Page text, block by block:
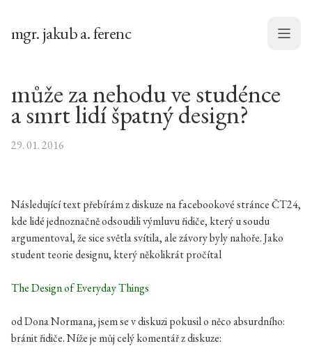
mgr. jakub a. ferenc Menu
může za nehodu ve studénce
a smrt lidí špatný design?
29. 01. 2016
Následující text přebírám z diskuze na facebookové stránce ČT24,
kde lidé jednoznačně odsoudili výmluvu řidiče, který u soudu
argumentoval, že sice světla svítila, ale závory byly nahoře. Jako
student teorie designu, který několikrát pročítal
The Design of Everyday Things
od Dona Normana, jsem se v diskuzi pokusil o něco absurdního:
bránit řidiče. Níže je můj celý komentář z diskuze: